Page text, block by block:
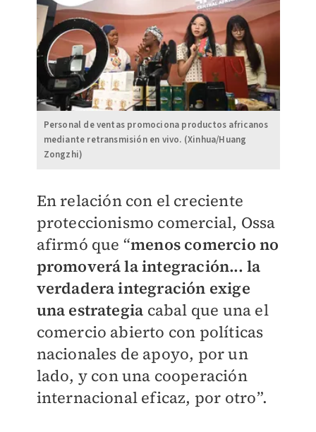
Personal de ventas promociona productos africanos
mediante retransmisión en vivo. (Xinhua/Huang
Zongzhi)
En relación con el creciente
proteccionismo comercial, Ossa
afirmó que “menos comercio no
promoverá la integración... la
verdadera integración exige
una estrategia cabal que una el
comercio abierto con políticas
nacionales de apoyo, por un
lado, y con una cooperación
internacional eficaz, por otro”.